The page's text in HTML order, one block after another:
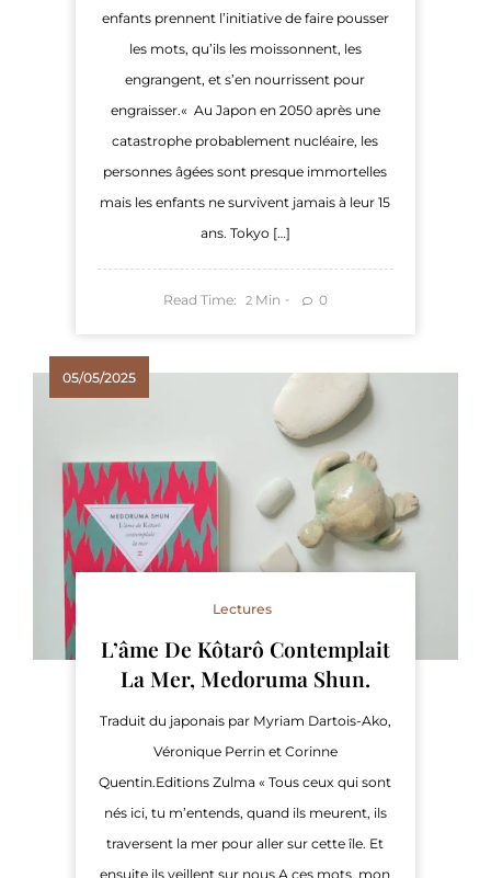
enfants prennent l’initiative de faire pousser
les mots, qu’ils les moissonnent, les
engrangent, et s’en nourrissent pour
engraisser.« Au Japon en 2050 après une
catastrophe probablement nucléaire, les
personnes âgées sont presque immortelles
mais les enfants ne survivent jamais à leur 15
ans. Tokyo […]
Read Time: 2 Min 0
05/05/2025
Lectures
L’âme De Kôtarô Contemplait
La Mer, Medoruma Shun.
Traduit du japonais par Myriam Dartois-Ako,
Véronique Perrin et Corinne
Quentin.Editions Zulma « Tous ceux qui sont
nés ici, tu m’entends, quand ils meurent, ils
traversent la mer pour aller sur cette île. Et
ensuite ils veillent sur nous.A ces mots, mon